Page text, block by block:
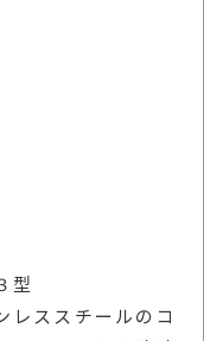
型
レススチールのコ